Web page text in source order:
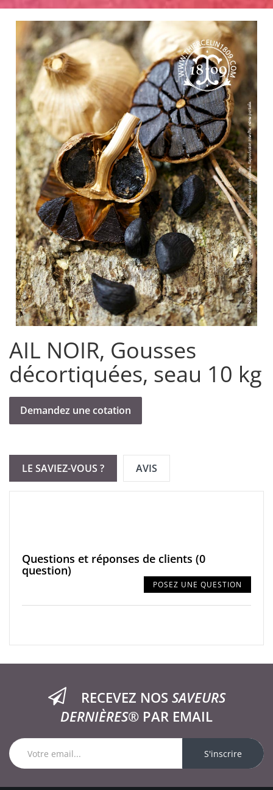
AIL NOIR, Gousses
décortiquées, seau 10 kg
Demandez une cotation
LE SAVIEZ-VOUS ? AVIS
Questions et réponses de clients (0
question)
POSEZ UNE QUESTION
RECEVEZ NOS SAVEURS
DERNIÈRES® PAR EMAIL
S'inscrire